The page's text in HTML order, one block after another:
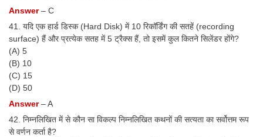
Answer– C
41. यदि एक हार्ड डिस्क (Hard Disk) में 10 रिकॉर्डिंग की सतहें (recording
surface) हैं और प्रत्येक सतह में 5 ट्रैक्स हैं, तो इसमें कुल कितने सिलेंडर होंगे?
(A) 5
(B) 10
(C) 15
(D) 50
Answer– A
42. निम्नलिखित में से कौन सा विकल्प निम्नलिखित कथनों की सत्यता का सर्वोत्तम रूप
से वर्णन कर्ता है?